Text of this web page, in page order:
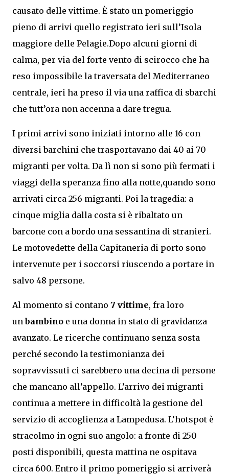
causato delle vittime. È stato un pomeriggio
pieno di arrivi quello registrato ieri sull’Isola
maggiore delle Pelagie.Dopo alcuni giorni di
calma, per via del forte vento di scirocco che ha
reso impossibile la traversata del Mediterraneo
centrale, ieri ha preso il via una raffica di sbarchi
che tutt’ora non accenna a dare tregua.
I primi arrivi sono iniziati intorno alle 16 con
diversi barchini che trasportavano dai 40 ai 70
migranti per volta. Da lì non si sono più fermati i
viaggi della speranza fino alla notte,quando sono
arrivati circa 256 migranti. Poi la tragedia: a
cinque miglia dalla costa si è ribaltato un
barcone con a bordo una sessantina di stranieri.
Le motovedette della Capitaneria di porto sono
intervenute per i soccorsi riuscendo a portare in
salvo 48 persone.
Al momento si contano 7 vittime, fra loro
unbambino e una donna in stato di gravidanza
avanzato. Le ricerche continuano senza sosta
perché secondo la testimonianza dei
sopravvissuti ci sarebbero una decina di persone
che mancano all’appello. L’arrivo dei migranti
continua a mettere in difficoltà la gestione del
servizio di accoglienza a Lampedusa. L’hotspot è
stracolmo in ogni suo angolo: a fronte di 250
posti disponibili, questa mattina ne ospitava
circa 600. Entro il primo pomeriggio si arriverà